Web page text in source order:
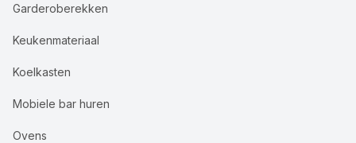
Garderoberekken
Keukenmateriaal
Koelkasten
Mobiele bar huren
Ovens